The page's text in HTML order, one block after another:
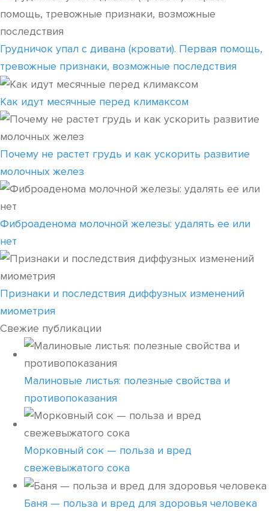
Грудничок упал с дивана (кровати). Первая помощь,
тревожные признаки, возможные последствия
Как идут месячные перед климаксом
Почему не растет грудь и как ускорить развитие
молочных желез
Фиброаденома молочной железы: удалять ее или
нет
Признаки и последствия диффузных изменений
миометрия
Свежие публикации
Малиновые листья: полезные свойства и
противопоказания
Морковный сок — польза и вред
свежевыжатого сока
Баня — польза и вред для здоровья человека